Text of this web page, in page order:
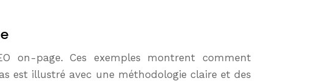
on-page. Ces exemples montrent comment
est illustré avec une méthodologie claire et des